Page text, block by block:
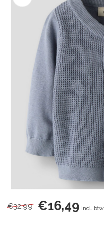
€32,99 €16,49 Incl. btw